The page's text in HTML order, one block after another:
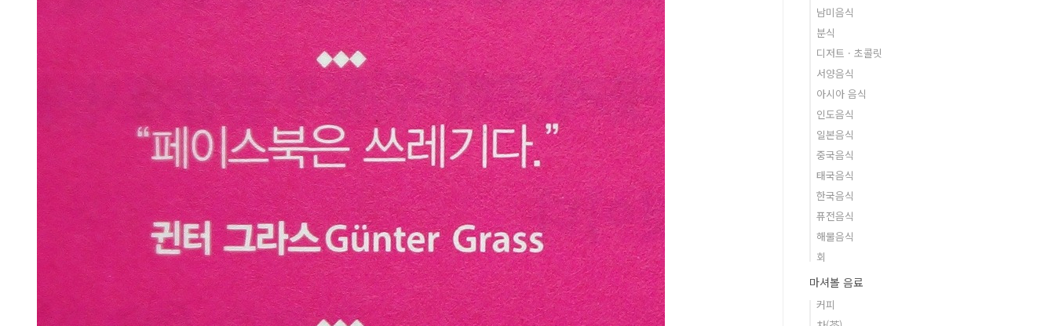
남미음식
분식
디저트 · 초콜릿
서양음식
아시아 음식
인도음식
일본음식
중국음식
태국음식
한국음식
퓨전음식
해물음식
회
마셔볼 음료
커피